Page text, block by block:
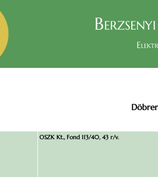
OSZK Kt., Fond 113/40, 43 r/v.